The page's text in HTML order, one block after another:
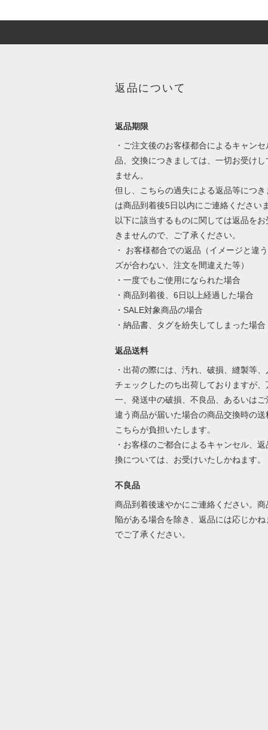
返品について
返品期限
・ご注文後のお客様都合によるキャンセ
品、交換につきましては、一切お受けし
ません。
但し、こちらの過失による返品等につき
は商品到着後5日以内にご連絡ください
以下に該当するものに関しては返品をお
きませんので、ご了承ください。
・ お客様都合での返品（イメージと違
ズが合わない、注文を間違えた等）
・一度でもご使用になられた場合
・商品到着後、6日以上経過した場合
・SALE対象商品の場合
・納品書、タグを紛失してしまった場合
返品送料
・出荷の際には、汚れ、破損、縫製等、
チェックしたのち出荷しておりますが、
一、発送中の破損、不良品、あるいはご
違う商品が届いた場合の商品交換時の送
こちらが負担いたします。
・お客様のご都合によるキャンセル、返
換については、お受けいたしかねます。
不良品
商品到着後速やかにご連絡ください。商
陥がある場合を除き、返品には応じかね
でご了承ください。